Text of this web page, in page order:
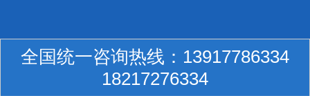
全国统一咨询热线： 13917786334
18217276334